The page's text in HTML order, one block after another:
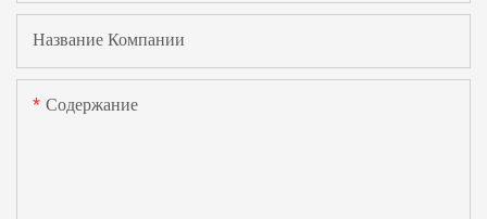
Название Компании
Содержание